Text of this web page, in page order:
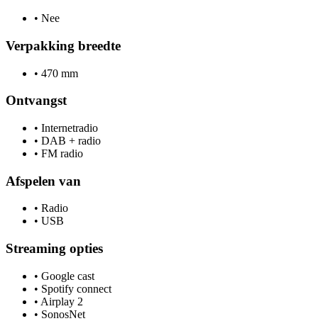
• Nee
Verpakking breedte
• 470 mm
Ontvangst
• Internetradio
• DAB + radio
• FM radio
Afspelen van
• Radio
• USB
Streaming opties
• Google cast
• Spotify connect
• Airplay 2
• SonosNet